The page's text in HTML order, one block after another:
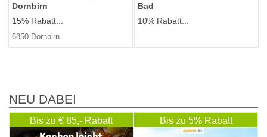
Dornbirn
15% Rabatt...
6850 Dornbirn
Bad
10% Rabatt...
NEU DABEI
Bis zu € 85,- Rabatt Bis zu 5% Rabatt